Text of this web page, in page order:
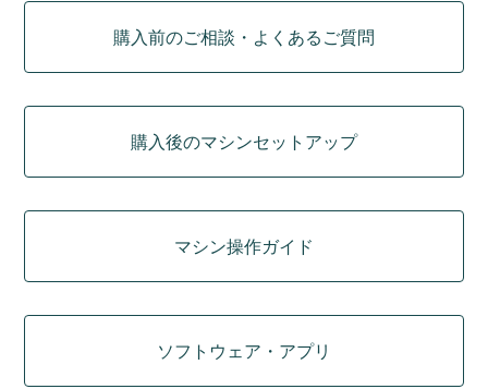
購入前のご相談・よくあるご質問
購入後のマシンセットアップ
マシン操作ガイド
ソフトウェア・アプリ